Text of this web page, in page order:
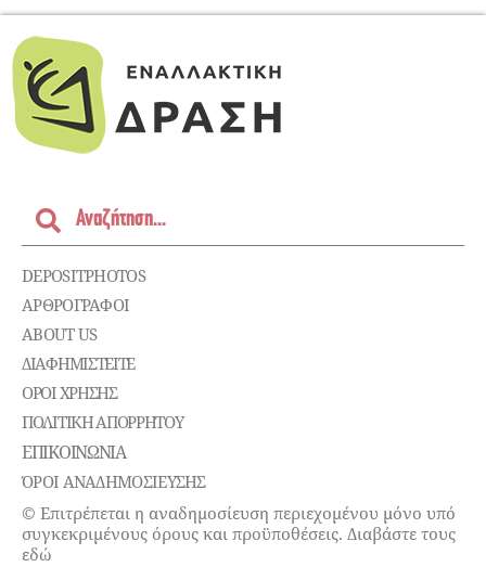
DEPOSITPHOTOS
ΑΡΘΡΟΓΡΑΦΟΙ
ABOUT US
ΔΙΑΦΗΜΙΣΤΕΊΤΕ
ΌΡΟΙ ΧΡΉΣΗΣ
ΠΟΛΙΤΙΚΉ ΑΠΟΡΡΉΤΟΥ
ΕΠΙΚΟΙΝΩΝΊΑ
ΌΡΟΙ ΑΝΑΔΗΜΟΣΙΕΥΣΗΣ
© Επιτρέπεται η αναδημοσίευση περιεχομένου μόνο υπό
συγκεκριμένους όρους και προϋποθέσεις. Διαβάστε τους
εδώ